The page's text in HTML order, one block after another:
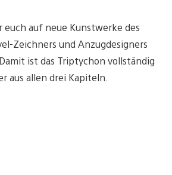
auf neue Kunstwerke des
Zeichners und Anzugdesigners
ist das Triptychon vollständig
aus allen drei Kapiteln.